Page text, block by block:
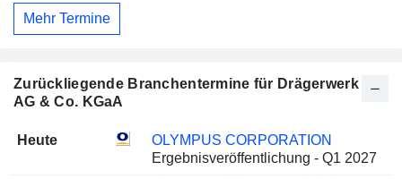
Mehr Termine
Zurückliegende Branchentermine für Drägerwerk
AG & Co. KGaA
Heute
OLYMPUS CORPORATION
Ergebnisveröffentlichung - Q1 2027